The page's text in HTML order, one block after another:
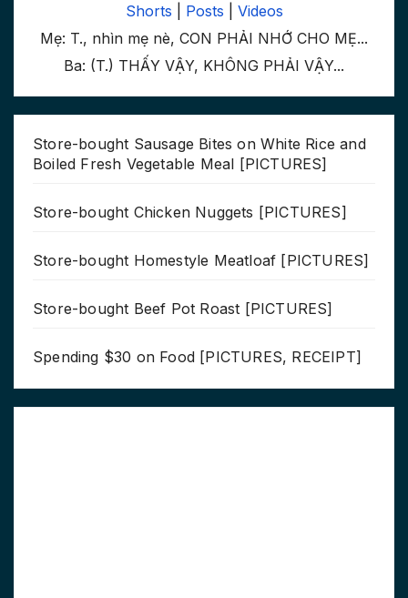
Shorts Posts
Videos
Mẹ: T., nhìn mẹ nè, CON PHẢI NHỚ CHO MẸ...
Ba: (T.) THẤY VẬY, KHÔNG PHẢI VẬY...
Store-bought Sausage Bites on White Rice and
Boiled Fresh Vegetable Meal [PICTURES]
Store-bought Chicken Nuggets [PICTURES]
Store-bought Homestyle Meatloaf [PICTURES]
Store-bought Beef Pot Roast [PICTURES]
Spending $30 on Food [PICTURES, RECEIPT]